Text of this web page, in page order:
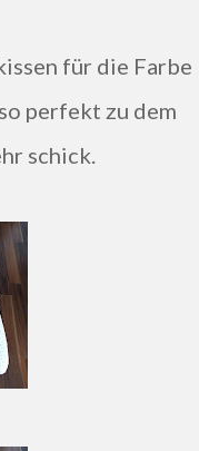
für die Farbe
perfekt zu dem
schick.